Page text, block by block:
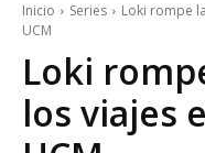
Inicio Series
Loki rompe
UCM
Loki
los viajes